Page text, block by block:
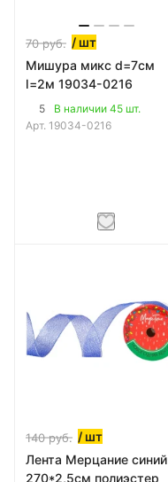
70руб. / шт
Мишура микс d=7см
l=2м 19034-0216
5
В наличии 45 шт.
Арт. 19034-0216
140руб. / шт
Лента Мерцание синий
270*2,5см полиэстер